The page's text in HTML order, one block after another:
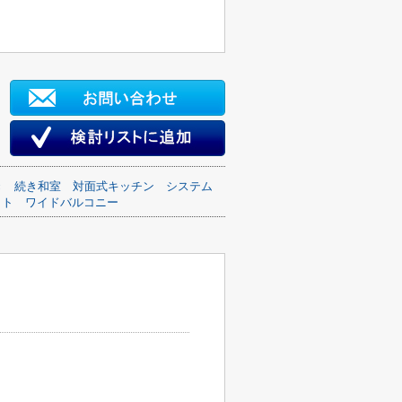
続き和室 対面式キッチン
システム
ワイドバルコニー